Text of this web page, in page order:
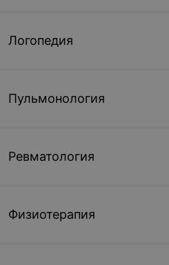
Логопедия
Пульмонология
Ревматология
Физиотерапия